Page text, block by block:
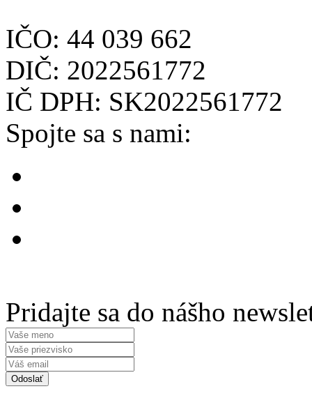
IČO: 44 039 662
DIČ: 2022561772
IČ DPH: SK2022561772
Spojte sa s nami:
Pridajte sa do nášho